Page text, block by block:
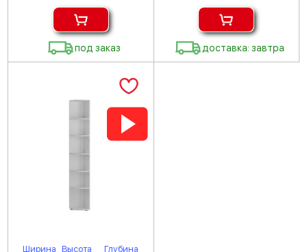
под заказ доставка: завтра
Ширина
Высота
Глубина